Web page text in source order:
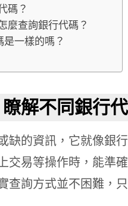
碼？
麼查詢銀行代碼？
一樣的嗎？
解不同銀行
缺的資訊，它就像銀
交易等操作時，能準
查詢方式並不困難，